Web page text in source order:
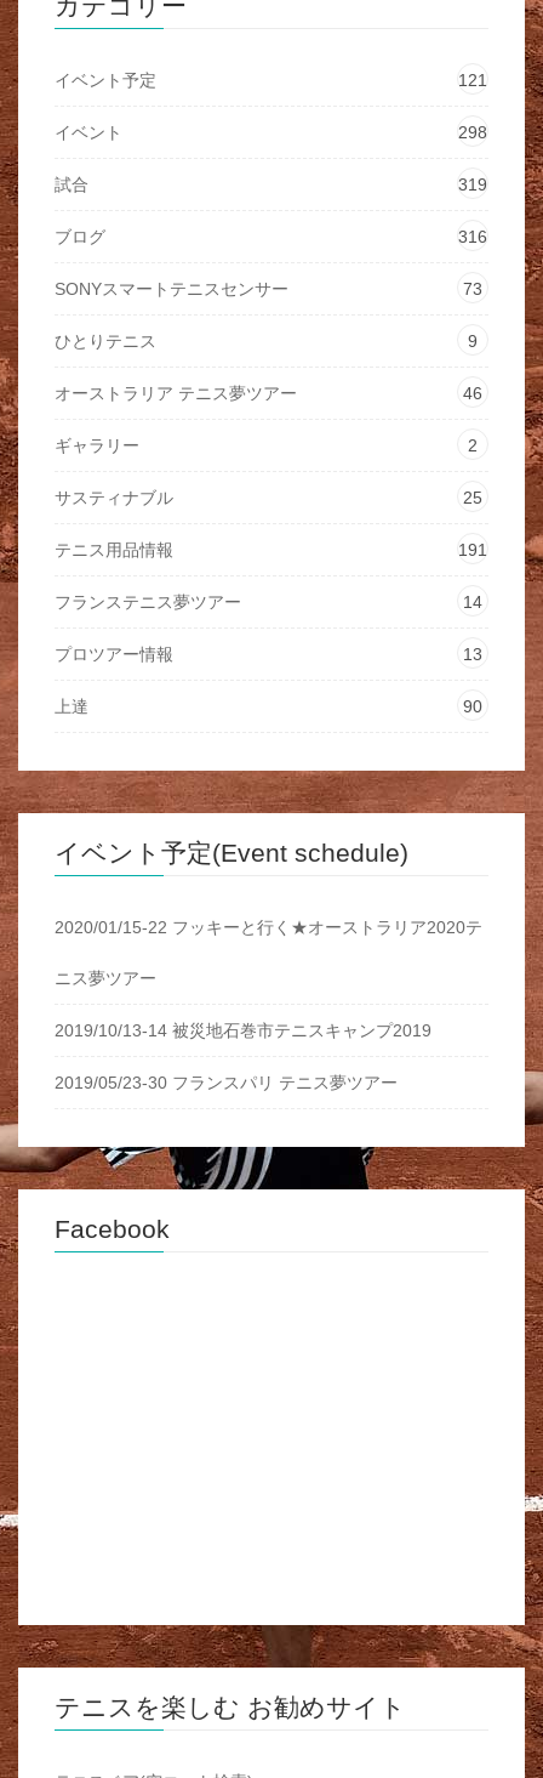
カテゴリー
イベント予定 121
イベント 298
試合 319
ブログ 316
SONYスマートテニスセンサー 73
ひとりテニス 9
オーストラリア テニス夢ツアー 46
ギャラリー 2
サスティナブル 25
テニス用品情報 191
フランステニス夢ツアー 14
プロツアー情報 13
上達 90
イベント予定(Event schedule)
2020/01/15-22 フッキーと行く★オーストラリア2020テ
ニス夢ツアー
2019/10/13-14 被災地石巻市テニスキャンプ2019
2019/05/23-30 フランスパリ テニス夢ツアー
Facebook
テニスを楽しむ お勧めサイト